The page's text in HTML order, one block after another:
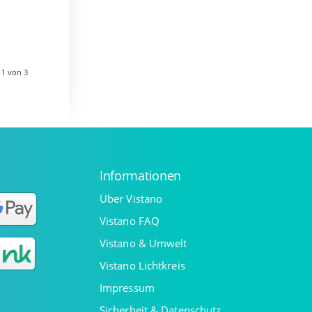
1 von 3
Informationen
Über Vistano
Vistano FAQ
Vistano & Umwelt
Vistano Lichtkreis
Impressum